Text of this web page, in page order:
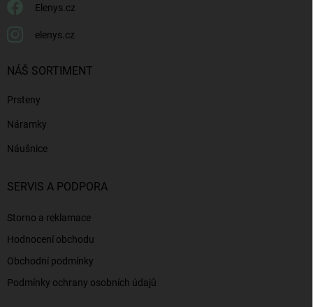
Elenys.cz
elenys.cz
NÁŠ SORTIMENT
Prsteny
Náramky
Náušnice
SERVIS A PODPORA
Storno a reklamace
Hodnocení obchodu
Obchodní podmínky
Podmínky ochrany osobních údajů